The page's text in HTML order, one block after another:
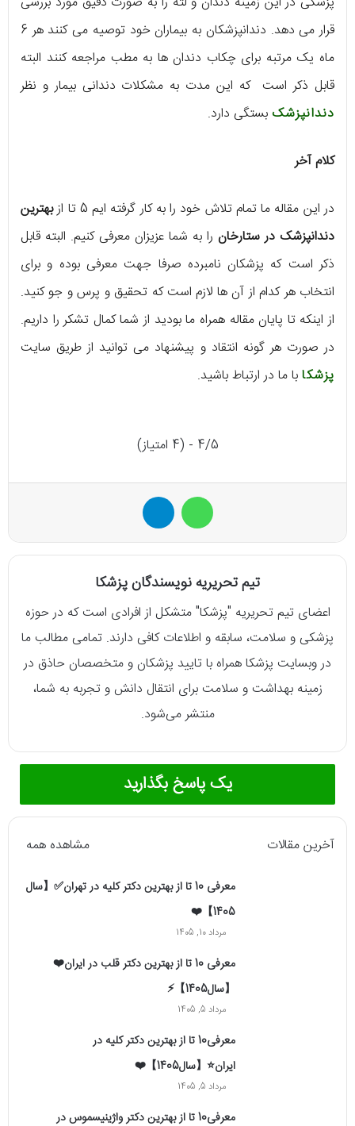
قرار می دهد. دندانپزشکان به بیماران خود توصیه می کنند هر 6
ماه یک مرتبه برای چکاب دندان ها به مطب مراجعه کنند البته
قابل ذکر است که این مدت به مشکلات دندانی بیمار و نظر
دندانپزشکبستگی دارد.
کلام آخر
در این مقاله ما تمام تلاش خود را به کار گرفته ایم 5 تا از
بهترین
دندانپزشک در ستارخان را به شما عزیزان معرفی کنیم. البته قابل
ذکر است که پزشکان نامبرده صرفا جهت معرفی بوده و برای
انتخاب هر کدام از آن ها لازم است که تحقیق و پرس و جو کنید.
از اینکه تا پایان مقاله همراه ما بودید از شما کمال تشکر را داریم.
در صورت هر گونه انتقاد و پیشنهاد می توانید از طریق سایت
پزشکابا ما در ارتباط باشید.
4/5 - (4 امتیاز)
واتس آپ
تیم تحریریه نویسندگان پزشکا
اعضای تیم تحریریه "پزشکا" متشکل از افرادی است که در حوزه
پزشکی و سلامت، سابقه و اطلاعات کافی دارند. تمامی مطالب ما
در وبسایت پزشکا همراه با تایید پزشکان و متخصصان حاذق در
زمینه بهداشت و سلامت برای انتقال دانش و تجربه به شما،
منتشر می‌شود.
یک پاسخ بگذارید
آخرین مقالات مشاهده همه
معرفی 10 تا از بهترین دکتر کلیه در تهران✅【سال
1405】❤️
مرداد 10, 1405
معرفی 10 تا از بهترین دکتر قلب در ایران❤️
【سال1405】⚡️
مرداد 5, 1405
معرفی10 تا از بهترین دکتر کلیه در
ایران⭐【سال1405】❤️
مرداد 5, 1405
معرفی10 تا از بهترین دکتر واژینیسموس در